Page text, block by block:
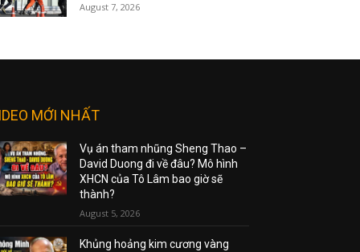
August 7, 2026
MỚI NHẤT
Vụ án tham nhũng Sheng Thao –
David Duong đi về đâu? Mô hình
XHCN của Tô Lâm bao giờ sẽ
thành?
August 5, 2026
Khủng hoảng kim cương vàng